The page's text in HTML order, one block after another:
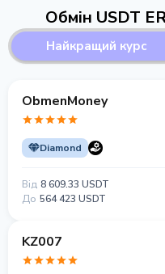
Обмін USDT
Найкращий курс
ObmenMoney
Diamond
Від 8 609.33 USDT
До 564 423 USDT
KZ007